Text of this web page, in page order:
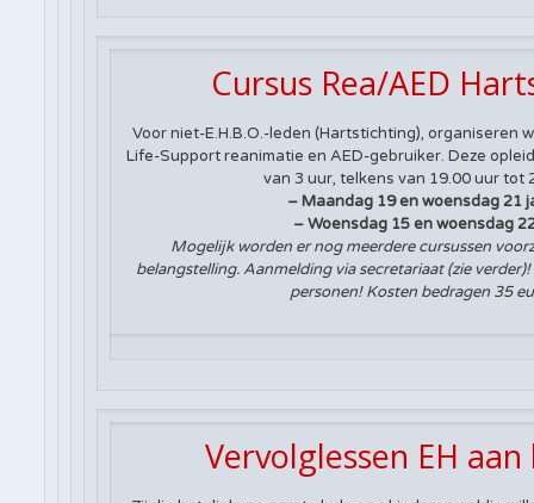
Cursus Rea/AED
Voor niet-E.H.B.O.-leden (Hartstichting), organiseren
Life-Support reanimatie en AED-gebruiker. Deze
van 3 uur, telkens van 19.00 uur tot
– Maandag 19 en woensdag 21
– Woensdag 15 en woensdag
Mogelijk worden er nog meerdere cursussen
belangstelling. Aanmelding via secretariaat (zie
personen! Kosten bedragen 35
Vervolglessen EH